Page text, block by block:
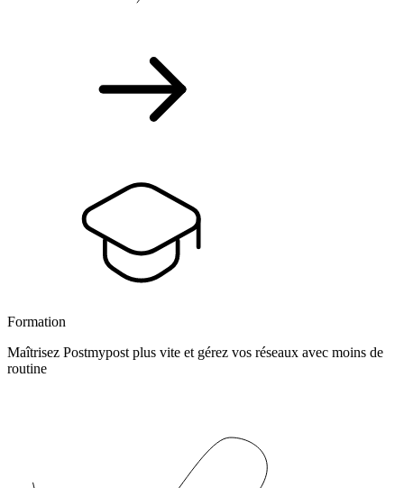
Formation
Maîtrisez Postmypost plus vite et gérez vos réseaux avec moins de
routine